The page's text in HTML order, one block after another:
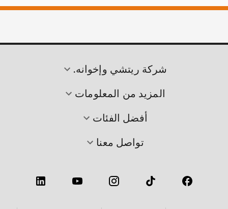
شركة ريتشي وإخوانه.
المزيد من المعلومات
أفضل الفئات
تواصل معنا